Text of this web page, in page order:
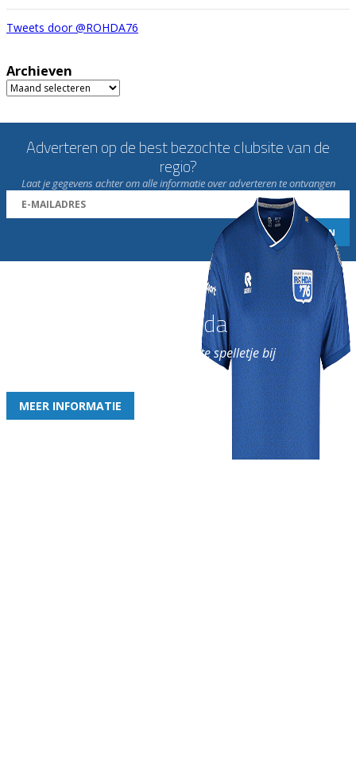
Tweets door @ROHDA76
Archieven
Archieven
Adverteren op de best bezochte clubsite van de
regio?
Laat je gegevens achter om alle informatie over adverteren te ontvangen
Word nu lid van Rohda
en geniet iedere week van het leukste spelletje bij
MEER INFORMATIE